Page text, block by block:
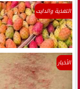
التغذية والدايت
الأخبار